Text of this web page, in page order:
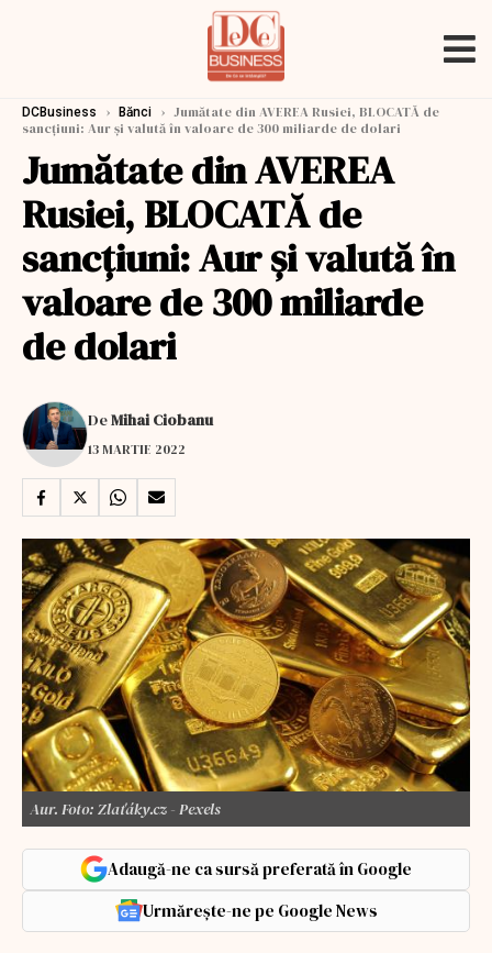
DCBusiness › Bănci › Jumătate din AVEREA Rusiei, BLOCATĂ de
sancţiuni: Aur şi valută în valoare de 300 miliarde de dolari
Jumătate din AVEREA
Rusiei, BLOCATĂ de
sancţiuni: Aur şi valută în
valoare de 300 miliarde
de dolari
DeMihai Ciobanu
13 MARTIE 2022
Aur. Foto: Zlaťáky.cz - Pexels
Adaugă-ne ca sursă preferată în Google
Urmărește-ne pe Google News